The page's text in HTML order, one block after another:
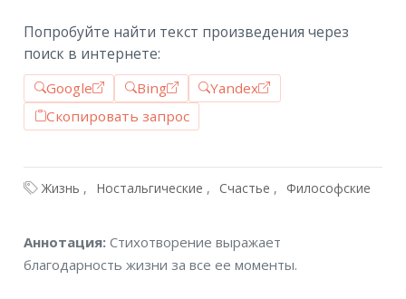
Попробуйте найти текст произведения через
поиск в интернете:
Google Bing
Yandex
Скопировать запрос
Жизнь Ностальгические Счастье Философские
Аннотация
Аннотация:Стихотворение выражает
благодарность жизни за все ее моменты.